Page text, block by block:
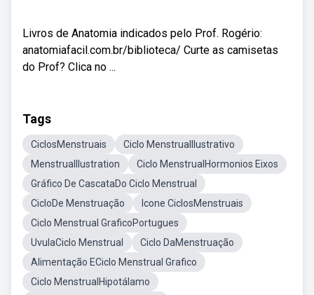
Livros de Anatomia indicados pelo Prof. Rogério:
anatomiafacil.com.br/biblioteca/ Curte as camisetas
do Prof? Clica no ...
Tags
CiclosMenstruais
Ciclo MenstrualIlustrativo
MenstrualIlustration
Ciclo MenstrualHormonios Eixos
Gráfico De CascataDo Ciclo Menstrual
CicloDe Menstruação
Icone CiclosMenstruais
Ciclo Menstrual GraficoPortugues
UvulaCiclo Menstrual
Ciclo DaMenstruação
Alimentação ECiclo Menstrual Grafico
Ciclo MenstrualHipotálamo